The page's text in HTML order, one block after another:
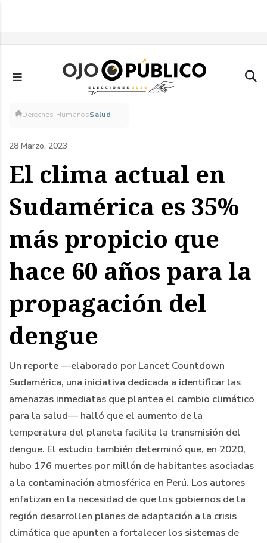
principal
Sobrescribir
enlaces
de
ayuda
a
la
navegación
Derechos HumanosSalud
28 Marzo, 2023
El clima actual en
Sudamérica es 35%
más propicio que
hace 60 años para la
propagación del
dengue
Un reporte —elaborado por Lancet Countdown
Sudamérica, una iniciativa dedicada a identificar las
amenazas inmediatas que plantea el cambio climático
para la salud— halló que el aumento de la
temperatura del planeta facilita la transmisión del
dengue. El estudio también determinó que, en 2020,
hubo 176 muertes por millón de habitantes asociadas
a la contaminación atmosférica en Perú. Los autores
enfatizan en la necesidad de que los gobiernos de la
región desarrollen planes de adaptación a la crisis
climática que apunten a fortalecer los sistemas de